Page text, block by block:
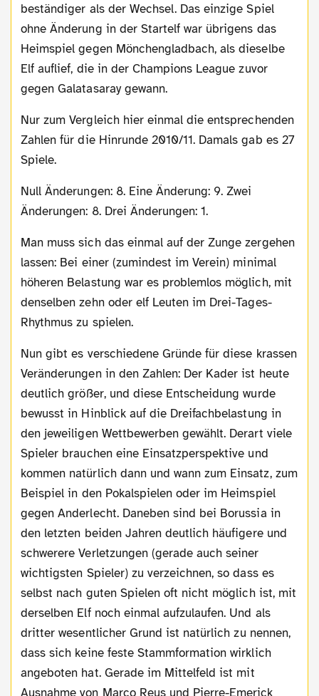
beständiger als der Wechsel. Das einzige Spiel
ohne Änderung in der Startelf war übrigens das
Heimspiel gegen Mönchengladbach, als dieselbe
Elf auflief, die in der Champions League zuvor
gegen Galatasaray gewann.
Nur zum Vergleich hier einmal die entsprechenden
Zahlen für die Hinrunde 2010/11. Damals gab es 27
Spiele.
Null Änderungen: 8. Eine Änderung: 9. Zwei
Änderungen: 8. Drei Änderungen: 1.
Man muss sich das einmal auf der Zunge zergehen
lassen: Bei einer (zumindest im Verein) minimal
höheren Belastung war es problemlos möglich, mit
denselben zehn oder elf Leuten im Drei-Tages-
Rhythmus zu spielen.
Nun gibt es verschiedene Gründe für diese krassen
Veränderungen in den Zahlen: Der Kader ist heute
deutlich größer, und diese Entscheidung wurde
bewusst in Hinblick auf die Dreifachbelastung in
den jeweiligen Wettbewerben gewählt. Derart viele
Spieler brauchen eine Einsatzperspektive und
kommen natürlich dann und wann zum Einsatz, zum
Beispiel in den Pokalspielen oder im Heimspiel
gegen Anderlecht. Daneben sind bei Borussia in
den letzten beiden Jahren deutlich häufigere und
schwerere Verletzungen (gerade auch seiner
wichtigsten Spieler) zu verzeichnen, so dass es
selbst nach guten Spielen oft nicht möglich ist, mit
derselben Elf noch einmal aufzulaufen. Und als
dritter wesentlicher Grund ist natürlich zu nennen,
dass sich keine feste Stammformation wirklich
angeboten hat. Gerade im Mittelfeld ist mit
Ausnahme von Marco Reus und Pierre-Emerick